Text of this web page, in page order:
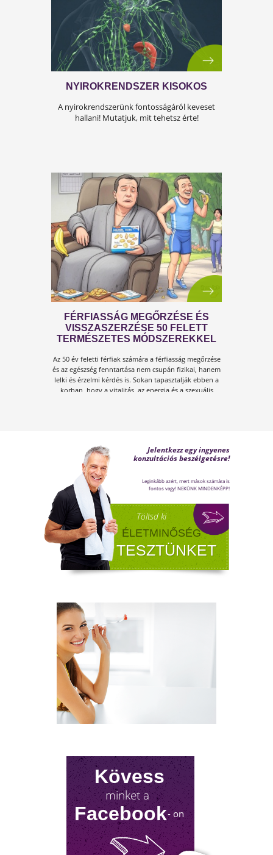
VESZÉLYE
megoldások!
Sokan gondolják, hogy a változókor csak a
nőket érinti. Valójában a férfiaknál is
jelentkezik a tesztoszteronszint fokozatos
csökkenése, amit andropauzának vagy
férfiklimaxnak nevezünk. Honnan tudod,
elért téged is? Hogyan tudod megállítani?
Milyen lehetőségeket rejt? Olvass tovább!
NYIROKRENDSZER KISOKOS
hallani! Mutatjuk, mit tehetsz érte!
Kövess
minket a
Facebook- on